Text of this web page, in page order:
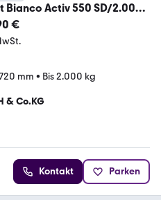
Bianco Activ 550 SD/2.000
L Tank
€
mm • Bis 2.000 kg
& Co.KG
Kontakt Parken